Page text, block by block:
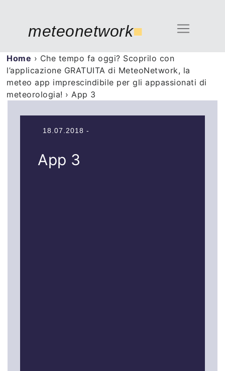
meteonetwork■
Home › Che tempo fa oggi? Scoprilo con
l’applicazione GRATUITA di MeteoNetwork, la
meteo app imprescindibile per gli appassionati di
meteorologia! ›App 3
18.07.2018 -
App 3